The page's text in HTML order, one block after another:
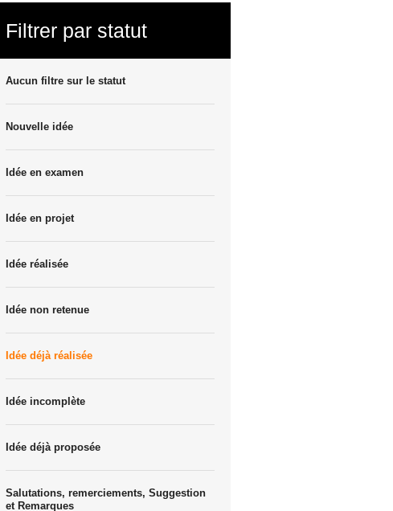
Filtrer par statut
Aucun filtre sur le statut
Nouvelle idée
Idée en examen
Idée en projet
Idée réalisée
Idée non retenue
Idée déjà réalisée
Idée incomplète
Idée déjà proposée
Salutations, remerciements, Suggestion
et Remarques